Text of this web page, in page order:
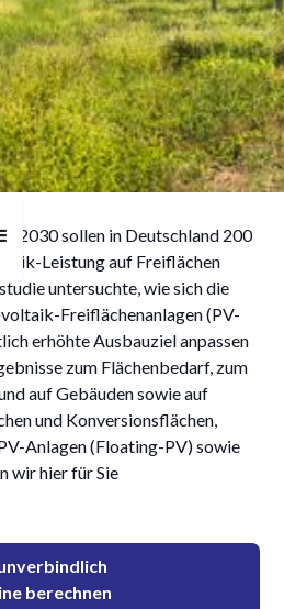
2023
2030 sollen in Deutschland 200
Leistung auf Freiflächen
untersuchte, wie sich die
Freiflächenanlagen (PV-
erhöhte Ausbauziel anpassen
zum Flächenbedarf, zum
auf Gebäuden sowie auf
und Konversionsflächen,
Anlagen (Floating-PV) sowie
wir hier für Sie
berechnen